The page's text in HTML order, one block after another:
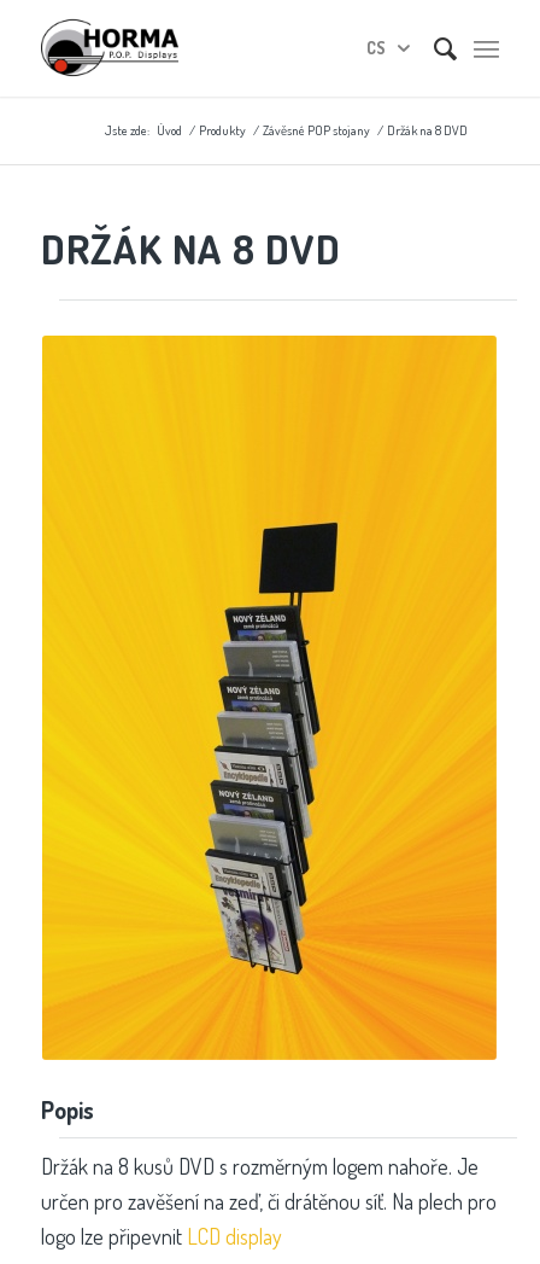
CS
Jste zde: Úvod / Produkty / Závěsné POP stojany / Držák na 8 DVD
DRŽÁK NA 8 DVD
Popis
Držák na 8 kusů DVD s rozměrným logem nahoře. Je
určen pro zavěšení na zeď, či drátěnou síť. Na plech pro
logo lze připevnit LCD display